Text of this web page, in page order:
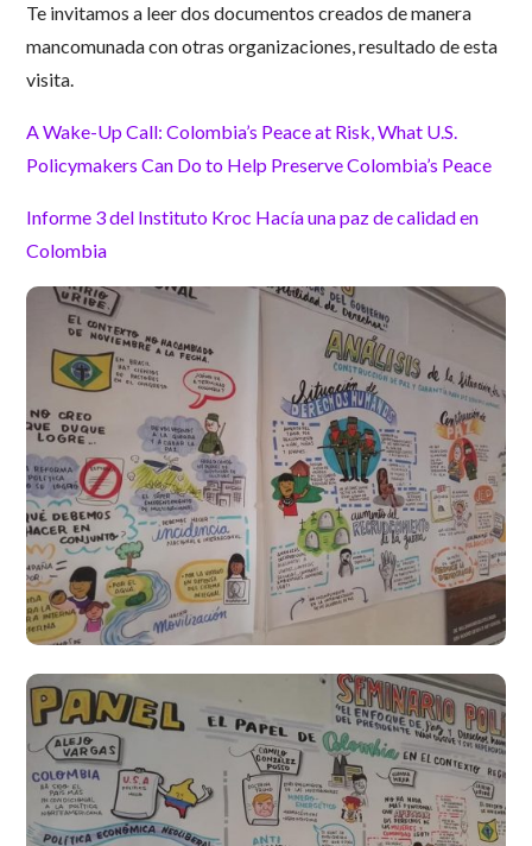
Te invitamos a leer dos documentos creados de manera
mancomunada con otras organizaciones, resultado de esta
visita.
A Wake-Up Call: Colombia’s Peace at Risk, What U.S.
Policymakers Can Do to Help Preserve Colombia’s Peace
Informe 3 del Instituto Kroc Hacía una paz de calidad en
Colombia